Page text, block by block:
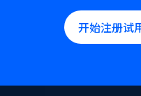
开始注册试